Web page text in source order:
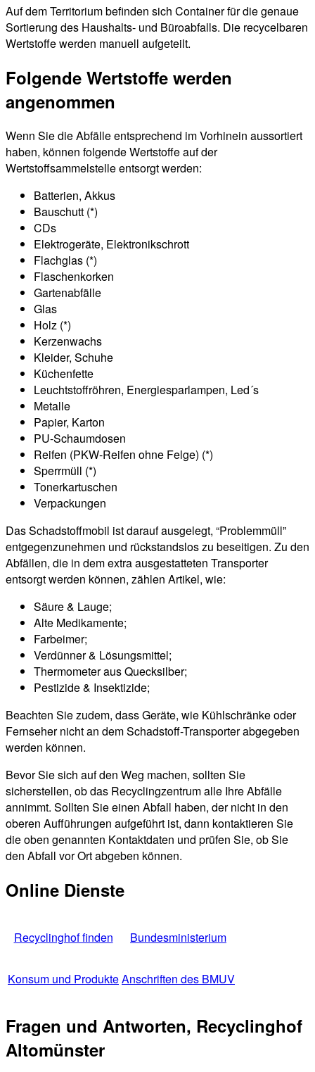
Auf dem Territorium befinden sich Container für die genaue
Sortierung des Haushalts- und Büroabfalls. Die recycelbaren
Wertstoffe werden manuell aufgeteilt.
Folgende Wertstoffe werden
angenommen
Wenn Sie die Abfälle entsprechend im Vorhinein aussortiert
haben, können folgende Wertstoffe auf der
Wertstoffsammelstelle entsorgt werden:
Batterien, Akkus
Bauschutt (*)
CDs
Elektrogeräte, Elektronikschrott
Flachglas (*)
Flaschenkorken
Gartenabfälle
Glas
Holz (*)
Kerzenwachs
Kleider, Schuhe
Küchenfette
Leuchtstoffröhren, Energiesparlampen, Led´s
Metalle
Papier, Karton
PU-Schaumdosen
Reifen (PKW-Reifen ohne Felge) (*)
Sperrmüll (*)
Tonerkartuschen
Verpackungen
Das Schadstoffmobil ist darauf ausgelegt, “Problemmüll”
entgegenzunehmen und rückstandslos zu beseitigen. Zu den
Abfällen, die in dem extra ausgestatteten Transporter
entsorgt werden können, zählen Artikel, wie:
Säure & Lauge;
Alte Medikamente;
Farbeimer;
Verdünner & Lösungsmittel;
Thermometer aus Quecksilber;
Pestizide & Insektizide;
Beachten Sie zudem, dass Geräte, wie Kühlschränke oder
Fernseher nicht an dem Schadstoff-Transporter abgegeben
werden können.
Bevor Sie sich auf den Weg machen, sollten Sie
sicherstellen, ob das Recyclingzentrum alle Ihre Abfälle
annimmt. Sollten Sie einen Abfall haben, der nicht in den
oberen Aufführungen aufgeführt ist, dann kontaktieren Sie
die oben genannten Kontaktdaten und prüfen Sie, ob Sie
den Abfall vor Ort abgeben können.
Online Dienste
Recyclinghof finden Bundesministerium
Konsum und ProdukteAnschriften des BMUV
Fragen und Antworten, Recyclinghof
Altomünster